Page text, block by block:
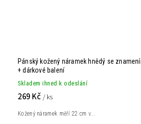
Pánský kožený náramek hnědý se
+ dárkové balení
Skladem ihned k odeslání
269 Kč / ks
Kožený náramek měří 22 cm v...